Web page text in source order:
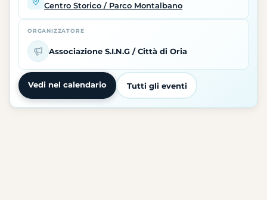
Centro Storico / Parco Montalbano
ORGANIZZATORE
Associazione S.I.N.G / Città di Oria
Vedi nel calendario Tutti gli eventi